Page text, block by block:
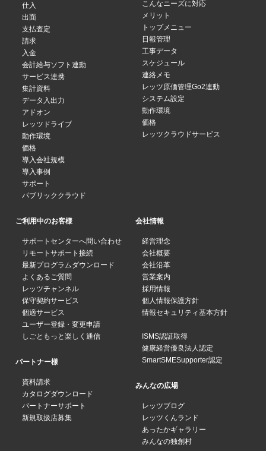
仕入
出面
支払査定
請求
入金
会計給与ソフト連動
サービス連携
集計資料
データ入出力
アドオン
レッツドライブ
動作環境
価格
導入会社規模
導入事例
サポート
パブリッククラウド
こんなニーズに対応
メリット
トップメニュー
日報管理
工事データ
スケジュール
連絡メモ
レッツ原価管理Go2連動
システム設定
動作環境
価格
レッツクラウドサービス
ご利用中のお客様
サポートセンターへ問い合わせ
リモートサポート接続
最新プログラムダウンロード
よくあるご質問
レッツチャンネル
保守契約サービス
個適サービス
ユーザー登録・変更申請
しごともっと楽しく通信
パートナー様
資料請求
カタログダウンロード
パートナーサポート
新規取扱店募集
会社情報
経営理念
会社概要
会社沿革
営業案内
採用情報
個人情報保護方針
情報セキュリティ基本方針
ISMS認証取得
健康経営優良法人認定
SmartSMESupporter認定
みんなの広場
レッツブログ
レッツくんランド
あったかギャラリー
みんなの独創村